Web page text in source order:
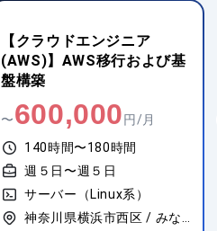
【サーバー（Linux系）】不
動産業向けイントラシステ
ム 改修
〜1,000,000円/月
140時間〜180時間
週５日〜週５日
サーバー（Linux系）
東京都渋谷区 / 代々木